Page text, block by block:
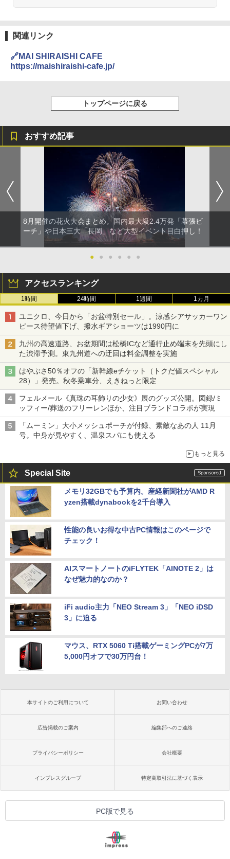
パ
新しい日本地理 地図・統計・移動から読み
解く (講談社現代新書)
￥1,540
ENDLESS BASE 《めざましテレビで紹介》
テント ワンタッチ RENEW 幅200 2-3人用 43
500002(88859)
広げるだけ パッとサッとテント ブラックコ
簡単設置 ポップアップテント エクルベージ
ュ(BC仕様) PATC-150B(EB)
￥9,990
[キャンパーズコレクション 山善] 傘みたいに
広げるだけ パッとサッとテント キューブワ
イド ブラックコーティング フルクローズ メ
ッシュ 4人用 簡単設置 ポップアップテント P
ATCW-150B エクルベージュ
GRANDOOR ステンレス保冷剤 2個セット 2
￥2,980
USB充電式 高精度 超長距離照射 長時間使用
可能 安全ロック付き 高安全性 金属製耐久 コ
ンパクト多機能設計 持ち運び便利 アウトド
ア/オフィス/教育現場/展示会用 緑
￥1,180
電動エアーポンプ SUP用 20PSI 電動ポンプ
ゴムボート 空気入れ 空気抜き 自動停止 過熱
保護 日光可読lcd 7種類ノズル付き
￥7,884
関連リンク
🔗MAI SHIRAISHI CAFE
https://maishiraishi-cafe.jp/
トップページに戻る
おすすめ記事
8月開催の花火大会まとめ。国内最大級2.4万発「幕張ビ
ーチ」や日本三大「長岡」など大型イベント目白押し！
● ● ● ● ● ●
アクセスランキング
1時間 24時間 1週間 1カ月
ユニクロ、今日から「お盆特別セール」。涼感シアサッカーワン
ピース待望値下げ、撥水ギアショーツは1990円に
九州の高速道路、お盆期間は松橋ICなど通行止め端末を先頭にし
た渋滞予測。東九州道への迂回は料金調整を実施
はやぶさ50％オフの「新幹線eチケット（トクだ値スペシャル
28）」発売。秋冬乗車分、えきねっと限定
フェルメール《真珠の耳飾りの少女》展のグッズ公開。図録/ミ
ッフィー/葬送のフリーレンほか、注目ブランドコラボが実現
「ムーミン」大小メッシュポーチが付録、素敵なあの人 11月
号。中身が見やすく、温泉スパにも使える
もっと見る
Special Site
メモリ32GBでも予算内。産経新聞社がAMD R
yzen搭載dynabookを2千台導入
性能の良いお得な中古PC情報はこのページで
チェック！
AIスマートノートのiFLYTEK「AINOTE 2」は
なぜ魅力的なのか？
iFi audio主力「NEO Stream 3」「NEO iDSD
3」に迫る
マウス、RTX 5060 Ti搭載ゲーミングPCが7万
5,000円オフで30万円台！
本サイトのご利用について お問い合わせ
広告掲載のご案内 編集部へのご連絡
プライバシーポリシー 会社概要
インプレスグループ 特定商取引法に基づく表示
PC版で見る